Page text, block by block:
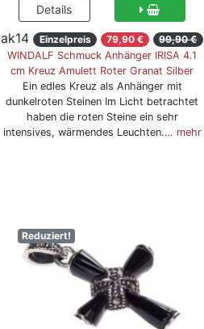
ak14 Einzelpreis 79,90 €
99,90 €
WINDALF Schmuck Anhänger IRISA 4.1
cm Kreuz Amulett Roter Granat Silber
Ein edles Kreuz als Anhänger mit
dunkelroten Steinen Im Licht betrachtet
haben die roten Steine ein sehr
intensives, wärmendes Leuchten.… mehr
Reduziert!